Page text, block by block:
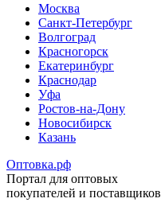
Москва
Санкт-Петербург
Волгоград
Красногорск
Екатеринбург
Краснодар
Уфа
Ростов-на-Дону
Новосибирск
Казань
Оптовка.рф
Портал для оптовых
покупателей и поставщиков